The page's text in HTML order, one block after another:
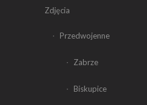
Zdjęcia
Przedwojenne
Zabrze
Biskupice